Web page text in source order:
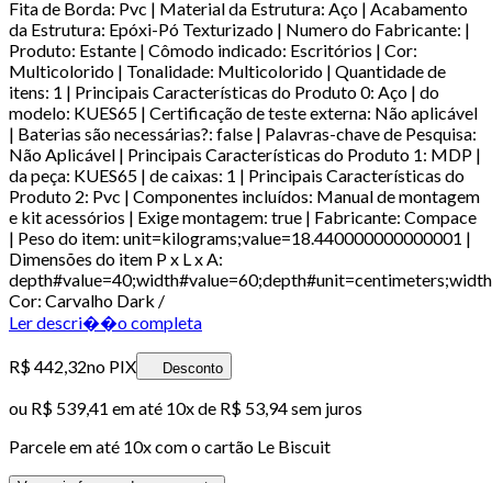
Fita de Borda: Pvc | Material da Estrutura: Aço | Acabamento
da Estrutura: Epóxi-Pó Texturizado | Numero do Fabricante: |
Produto: Estante | Cômodo indicado: Escritórios | Cor:
Multicolorido | Tonalidade: Multicolorido | Quantidade de
itens: 1 | Principais Características do Produto 0: Aço | do
modelo: KUES65 | Certificação de teste externa: Não aplicável
| Baterias são necessárias?: false | Palavras-chave de Pesquisa:
Não Aplicável | Principais Características do Produto 1: MDP |
da peça: KUES65 | de caixas: 1 | Principais Características do
Produto 2: Pvc | Componentes incluídos: Manual de montagem
e kit acessórios | Exige montagem: true | Fabricante: Compace
| Peso do item: unit=kilograms;value=18.440000000000001 |
Dimensões do item P x L x A:
Cor: Carvalho Dark /
Ler descri��o completa
R$ 442,32no PIX Desconto
ou R$ 539,41 em até 10x de R$ 53,94 sem juros
Parcele em até 10x com o cartão Le Biscuit